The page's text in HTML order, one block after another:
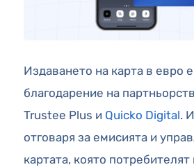
Издаването на карта в евро
благодарение на
Trustee Plus и Quicko Digital.
отговаря за емисията и
картата, която